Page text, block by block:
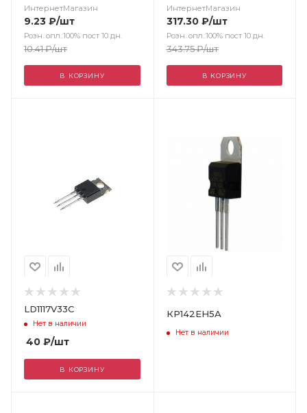
ИнтернетМагазин
9.23 ₽/шт
Розн. опл.:100% пост 10 дн.
10.41₽/шт
В КОРЗИНУ
ИнтернетМагазин
317.30₽/шт
Розн. опл.:100% пост 10 дн.
343.75₽/шт
В КОРЗИНУ
LD1117V33C
Нет в наличии
40 ₽/шт
В КОРЗИНУ
КР142ЕН5А
Нет в наличии